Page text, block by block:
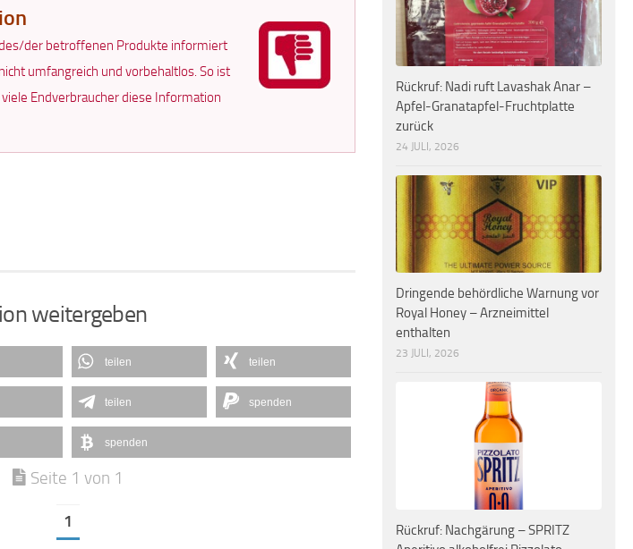
der betroffenen Produkte informiert
umfangreich und vorbehaltlos. So ist
Endverbraucher diese Information
weitergeben
teilen teilen
teilen spenden
spenden
Seite 1 von 1
1
Rückruf: Nadi ruft Lavashak Anar –
Apfel-Granatapfel-Fruchtplatte
zurück
24 JULI, 2026
Dringende behördliche Warnung vor
Royal Honey – Arzneimittel
enthalten
23 JULI, 2026
Rückruf: Nachgärung – SPRITZ